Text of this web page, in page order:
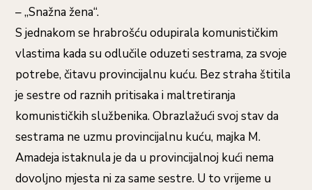
– „Snažna žena“.
S jednakom se hrabrošću odupirala komunističkim
vlastima kada su odlučile oduzeti sestrama, za svoje
potrebe, čitavu provincijalnu kuću. Bez straha štitila
je sestre od raznih pritisaka i maltretiranja
komunističkih službenika. Obrazlažući svoj stav da
sestrama ne uzmu provincijalnu kuću, majka M.
Amadeja istaknula je da u provincijalnoj kući nema
dovoljno mjesta ni za same sestre. U to vrijeme u